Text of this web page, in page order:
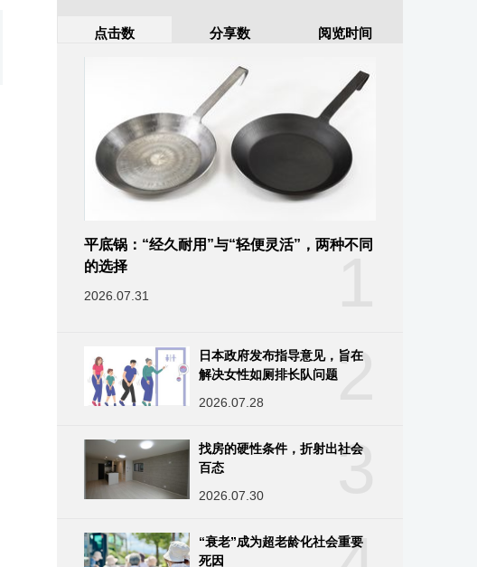
点击数 分享数 阅览时间
平底锅：“经久耐用”与“轻便灵活”，两种不同
的选择
2026.07.31
2
日本政府发布指导意见，旨在
解决女性如厕排长队问题
2026.07.28
3
找房的硬性条件，折射出社会
百态
2026.07.30
“衰老”成为超老龄化社会重要
死因